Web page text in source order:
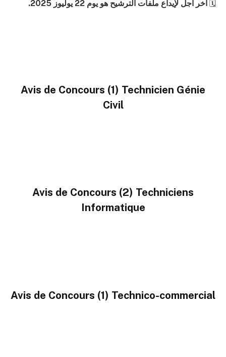
🗓 آخر أجل لإيداع ملفات الترشيح هو يوم 22 يوليوز 2025.
Avis de Concours (1) Technicien Génie
Civil
Avis de Concours (2) Techniciens
Informatique
Avis de Concours (1) Technico-commercial